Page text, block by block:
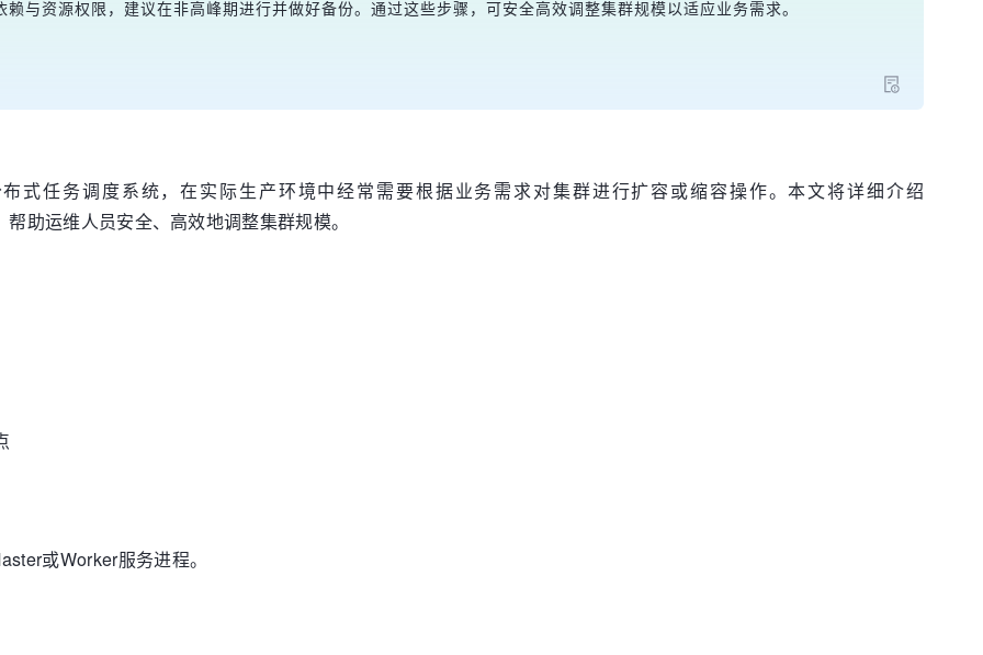
与资源权限，建议在非高峰期进行并做好备份。通过这些步骤，可安全高效调整集群规模以适应业务需求。
式任务调度系统，在实际生产环境中经常需要根据业务需求对集群进行扩容或缩容操作。本文将详细介绍
助运维人员安全、高效地调整集群规模。
或Worker服务进程。